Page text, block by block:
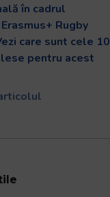
în cadrul
Rugby
care sunt cele 10
pentru acest